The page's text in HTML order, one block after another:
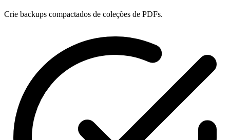
Crie backups compactados de coleções de PDFs.